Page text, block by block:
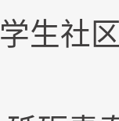
生社